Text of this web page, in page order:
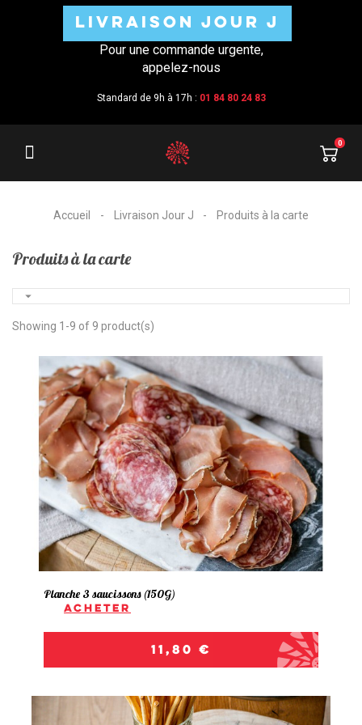
LIVRAISON JOUR J
Pour une commande urgente,
appelez-nous
Standard de 9h à 17h : 01 84 80 24 83
0
Accueil Livraison Jour J Produits à la carte
Produits à la carte

Showing 1-9 of 9 product(s)
Planche 3 saucissons (150G)
Acheter
Prix
11,80 €